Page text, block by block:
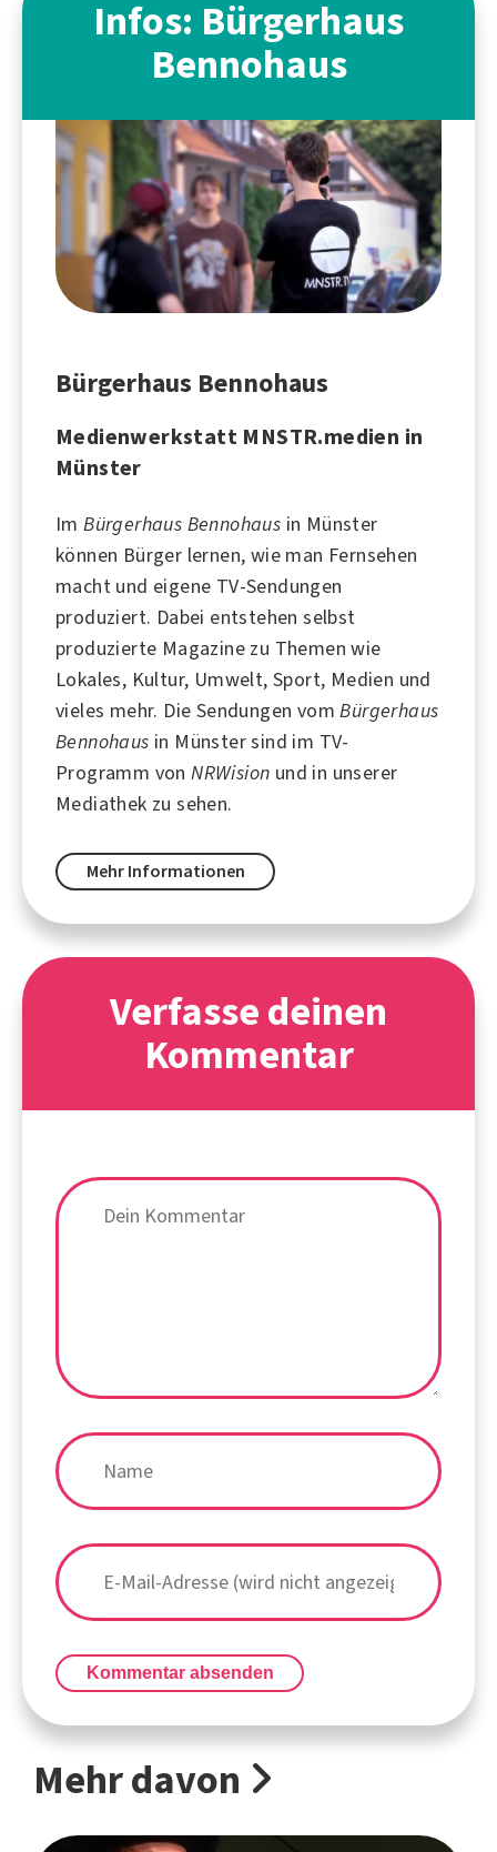
Infos: Bürgerhaus
Bennohaus
Bürgerhaus Bennohaus
Medienwerkstatt MNSTR.medien in
Münster
ImBürgerhaus Bennohaus in Münster
können Bürger lernen, wie man Fernsehen
macht und eigene TV-Sendungen
produziert. Dabei entstehen selbst
produzierte Magazine zu Themen wie
Lokales, Kultur, Umwelt, Sport, Medien und
vieles mehr. Die Sendungen vomBürgerhaus
Bennohaus in Münstersind im TV-
Programm vonNRWision und in unserer
Mediathek zu sehen.
Mehr Informationen
Verfasse deinen
Kommentar
Kommentar absenden
Mehr davon